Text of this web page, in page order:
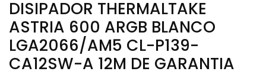
DISIPADOR THERMALTAKE
ASTRIA 600 ARGB BLANCO
LGA2066/AM5 CL-P139-
CA12SW-A 12M DE GARANTIA